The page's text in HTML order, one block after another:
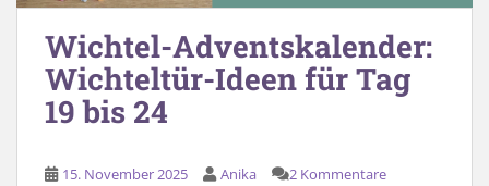
Wichtel-Adventskalender:
Wichteltür-Ideen für Tag
19 bis 24
15. November 2025 Anika 2 Kommentare